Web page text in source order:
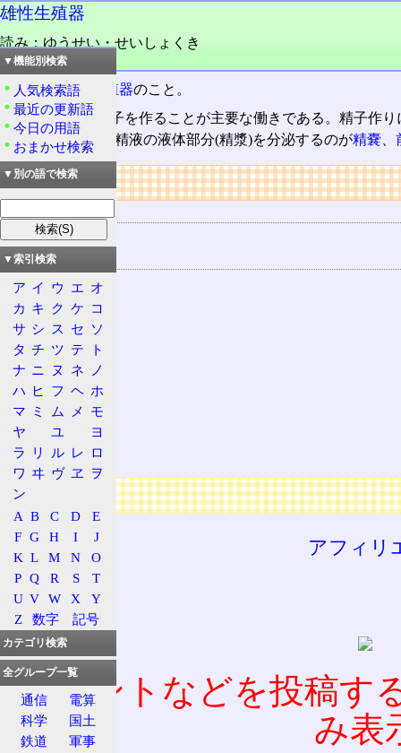
雄性生殖器
読み：ゆうせい・せいしょくき
品詞：名詞
雄性(男性)の
生殖器のこと。
雄性生殖器は精子を作ることが主要な働きである。精子作
管・ 尿道・陰茎 、精液の液体部分(精漿)を分泌するのが精嚢
リンク
生殖器
雄性生殖器
精巣
陰嚢
精巣上体
尿道
陰茎
精嚢
前立腺
尿道球腺
広告
アフィリ
コメントなどを投稿す
み表
▼機能別検索
人気検索語
最近の更新語
今日の用語
おまかせ検索
▼別の語で検索
▼索引検索
ア イ ウ エ オ
カ キ ク ケ コ
サ シ ス セ ソ
タ チ ツ テ
ト
ナ ニ ヌ ネ
ノ
ハ ヒ フ ヘ ホ
マ ミ ム メ
モ
ヤ
ユ
ヨ
ラ
リ ル レ ロ
ワ ヰ ヴ ヱ
ヲ
ン
A B C D
E
F G H I
J
K L M N
O
P Q R S
T
U V W X
Y
Z
数字 記号
カテゴリ検索
全グループ一覧
通信
電算
科学
国土
鉄道
軍事